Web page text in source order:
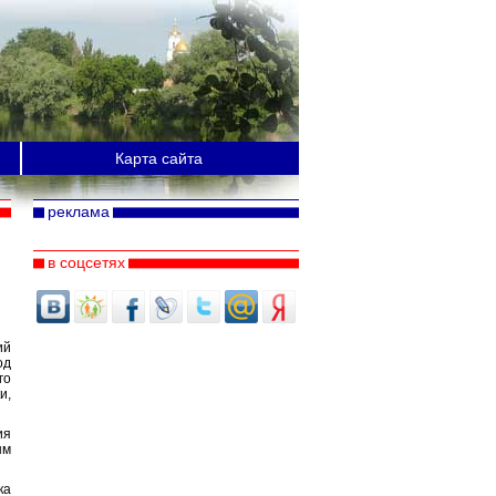
Карта сайта
реклама
в соцсетях